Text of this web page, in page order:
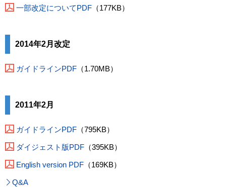
一部改定についてPDF （177KB）
2014年2月改定
ガイドラインPDF （1.70MB）
2011年2月
ガイドラインPDF （795KB）
ダイジェスト版PDF （395KB）
English version PDF （169KB）
Q&A